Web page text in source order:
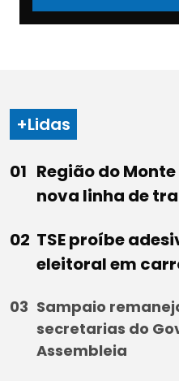
+Lidas
Região do
nova linha de
TSE proíbe
eleitoral em
Sampaio
secretarias do
Assembleia